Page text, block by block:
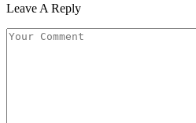
Leave A Reply